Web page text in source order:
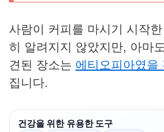
사람이 커피를 마시기 시작
히 알려지지 않았지만, 아마
견된 장소는 에티오피아였을
집니다.
건강을 위한 유용한 도구